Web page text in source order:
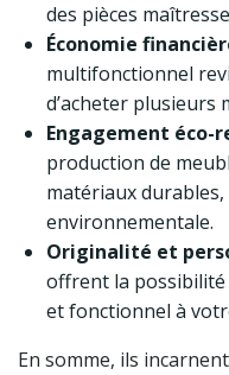
des pièces
Économie
multifonctionnel
d’acheter plusieurs
Engagement éco-
production de
matériaux
environnementale.
Originalité et
offrent la
et fonctionnel à
En somme, ils incarnent